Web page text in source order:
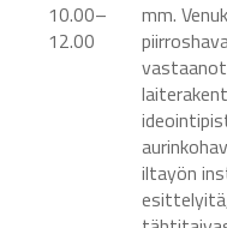
10.00–
12.00
mm.
iltayön